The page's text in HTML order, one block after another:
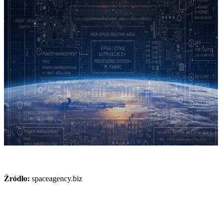
Źródło: spaceagency.biz